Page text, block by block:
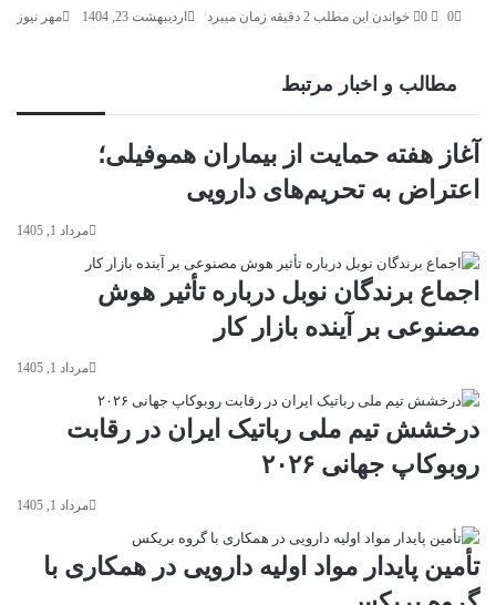
مهر نیوز اردیبهشت 23, 1404 0 خواندن این مطلب 2 دقیقه زمان میبرد
مطالب و اخبار مرتبط
آغاز هفته حمایت از بیماران هموفیلی؛
اعتراض به تحریم‌های دارویی
مرداد 1, 1405
اجماع برندگان نوبل درباره تأثیر هوش
مصنوعی بر آینده بازار کار
مرداد 1, 1405
درخشش تیم ملی رباتیک ایران در رقابت
روبوکاپ جهانی ۲۰۲۶
مرداد 1, 1405
تأمین پایدار مواد اولیه دارویی در همکاری با